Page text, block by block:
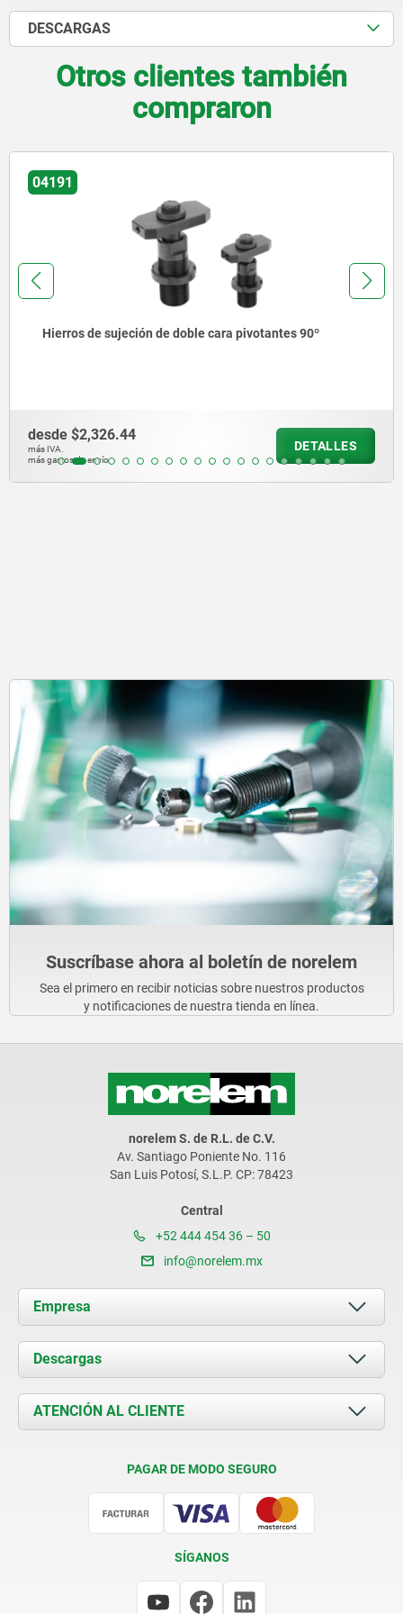
DESCARGAS
Otros clientes también
compraron
de doble cara pivotantes 90º
Hierros de
$176.39
más IVA.
más gastos de envío
Suscríbase ahora al boletín de norelem
Sea el primero en recibir noticias sobre nuestros productos
y notificaciones de nuestra tienda en línea.
norelem S. de R.L. de C.V.
Av. Santiago Poniente No. 116
San Luis Potosí, S.L.P. CP: 78423
Central
+52 444 454 36 – 50
info@norelem.mx
Empresa
Acerca de nosotros
Novedades
Contacto
Descargas
Documents
ATENCIÓN AL CLIENTE
PAGAR DE MODO SEGURO
SÍGANOS